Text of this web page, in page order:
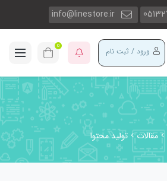
info@linestore.ir
ورود / ثبت نام 0
مقالات تولید محتوا